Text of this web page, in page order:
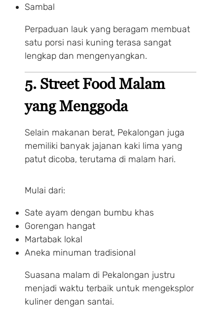
Sambal
Perpaduan lauk yang beragam membuat
satu porsi nasi kuning terasa sangat
lengkap dan mengenyangkan.
5. Street Food Malam
yang Menggoda
Selain makanan berat, Pekalongan juga
memiliki banyak jajanan kaki lima yang
patut dicoba, terutama di malam hari.
Mulai dari:
Sate ayam dengan bumbu khas
Gorengan hangat
Martabak lokal
Aneka minuman tradisional
Suasana malam di Pekalongan justru
menjadi waktu terbaik untuk mengeksplor
kuliner dengan santai.